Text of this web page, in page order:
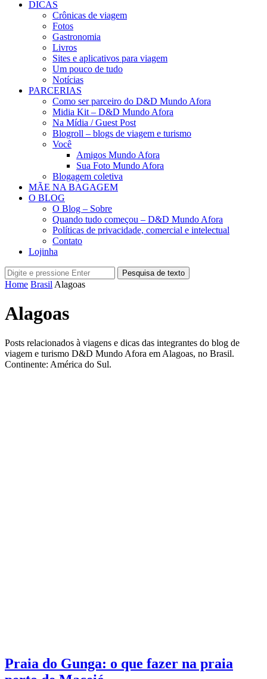
DICAS
Crônicas de viagem
Fotos
Gastronomia
Livros
Sites e aplicativos para viagem
Um pouco de tudo
Notícias
PARCERIAS
Como ser parceiro do D&D Mundo Afora
Midia Kit – D&D Mundo Afora
Na Mídia / Guest Post
Blogroll – blogs de viagem e turismo
Você
Amigos Mundo Afora
Sua Foto Mundo Afora
Blogagem coletiva
MÃE NA BAGAGEM
O BLOG
O Blog – Sobre
Quando tudo começou – D&D Mundo Afora
Políticas de privacidade, comercial e intelectual
Contato
Lojinha
Pesquisa de texto
Home Brasil Alagoas
Alagoas
Posts relacionados à viagens e dicas das integrantes do blog de
viagem e turismo D&D Mundo Afora em Alagoas, no Brasil.
Continente: América do Sul.
Praia do Gunga: o que fazer na praia